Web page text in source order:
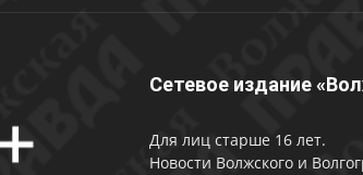
Сетевое издание
Для лиц старше 16 лет.
Новости Волжского и